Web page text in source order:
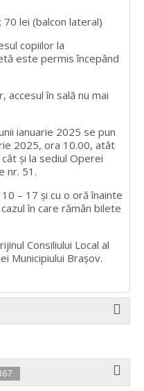
lei (balcon lateral)
copiilor la
este permis începând
accesul în sală nu mai
ianuarie 2025 se pun
2025, ora 10.00, atât
și la sediul Operei
nr. 51.
– 17 şi cu o oră înainte
în care rămân bilete
Consiliului Local al
Municipiului Brașov.